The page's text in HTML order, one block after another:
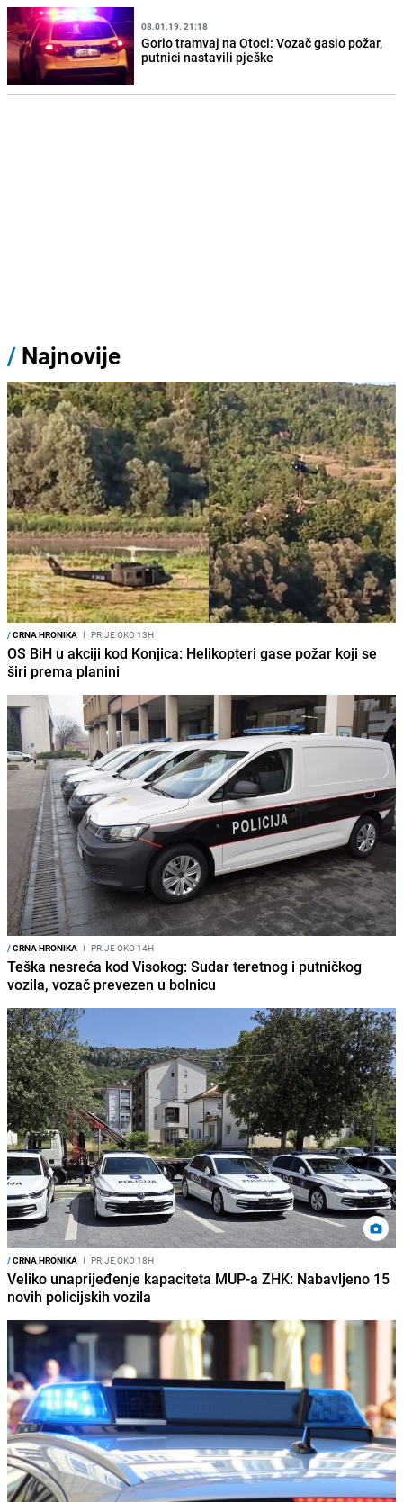
08.01.19. 21:18
Gorio tramvaj na Otoci: Vozač gasio požar,
putnici nastavili pješke
/ Najnovije
/CRNA HRONIKA I PRIJE OKO 13H
OS BiH u akciji kod Konjica: Helikopteri gase požar koji se
širi prema planini
/CRNA HRONIKA I PRIJE OKO 14H
Teška nesreća kod Visokog: Sudar teretnog i putničkog
vozila, vozač prevezen u bolnicu
/CRNA HRONIKA I PRIJE OKO 18H
Veliko unaprijeđenje kapaciteta MUP-a ZHK: Nabavljeno 15
novih policijskih vozila